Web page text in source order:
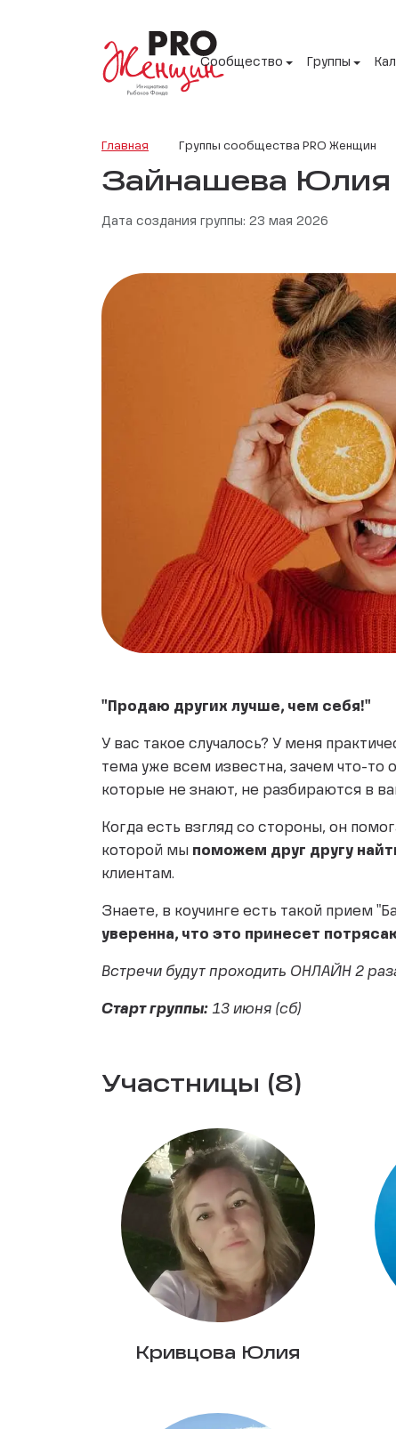
Сообщество Группы
Главная Группы сообщества PRO Женщин
Зайнашева Юлия
Дата создания группы: 23 мая 2026
"Продаю других лучше, чем себя!"
У вас такое случалось? У меня
тема уже всем известна, зачем что-то
которые не знают, не разбираются в
Когда есть взгляд со стороны, он
которой мы поможем друг другу
клиентам.
Знаете, в коучинге есть такой прием
уверенна, что это принесет
Встречи будут проходить ОНЛАЙН 2
Старт группы: 13 июня (сб)
Участницы (8)
Кривцова Юлия